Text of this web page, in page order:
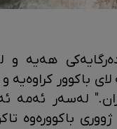
هەیە
لای باکوور
لەسەر ئەمە
باکوورەوە